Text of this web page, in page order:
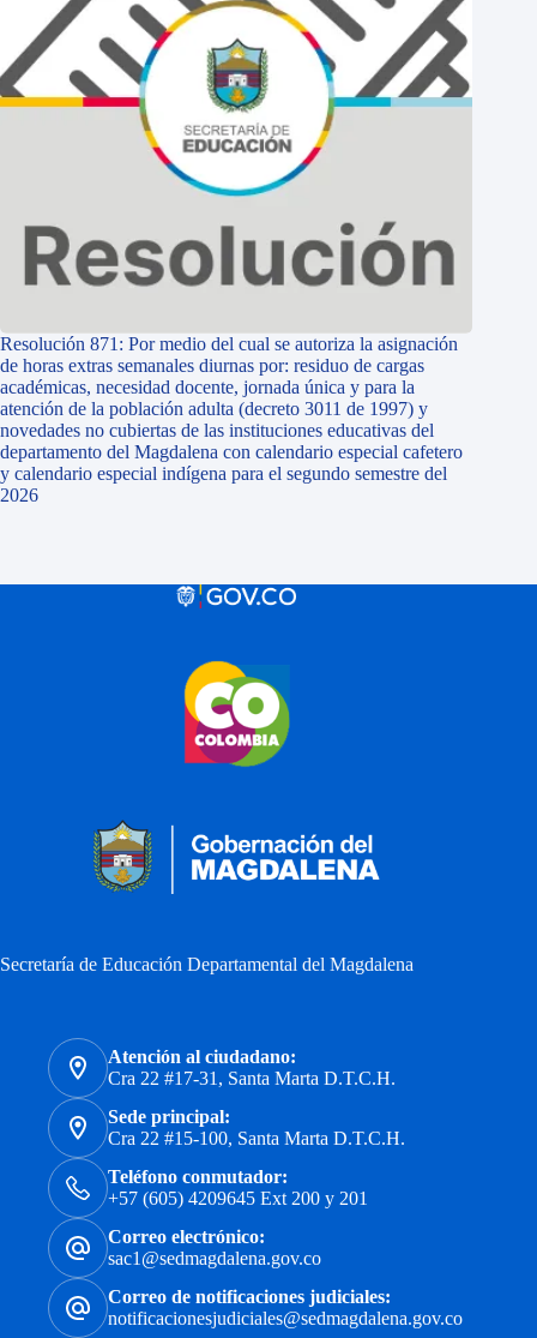
Resolución 871: Por medio del cual se autoriza la asignación
de horas extras semanales diurnas por: residuo de cargas
académicas, necesidad docente, jornada única y para la
atención de la población adulta (decreto 3011 de 1997) y
novedades no cubiertas de las instituciones educativas del
departamento del Magdalena con calendario especial cafetero
y calendario especial indígena para el segundo semestre del
2026
Secretaría de Educación Departamental del Magdalena
Atención al ciudadano:
Cra 22 #17-31, Santa Marta D.T.C.H.
Sede principal:
Cra 22 #15-100, Santa Marta D.T.C.H.
Teléfono conmutador:
+57 (605) 4209645 Ext 200 y 201
Correo electrónico:
sac1@sedmagdalena.gov.co
Correo de notificaciones judiciales:
notificacionesjudiciales@sedmagdalena.gov.co